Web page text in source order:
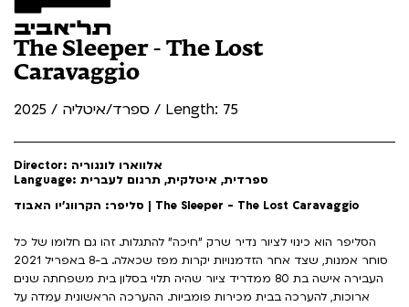
The Sleeper - The Lost
Caravaggio
ספרד/איטליה / 2025 / Length: 75
Director: אלווארו לונגוריה
Language: ספרדית, איטלקית, תרגום לעברית
סליפר: הקרווג'יו האבוד | The Sleeper - The Lost Caravaggio
הסליפר הוא כינוי לציור נדיר שרק "חיכה" להתגלות. זהו גם חלומו של כל
סוחר אמנות, שצד אחר הזדמנויות יקרות מפז שכאלה. ב-8 באפריל 2021
העבירה אישה בת 80 ממדריד ציור שהיה תלוי בסלון בית משפחתה שנים
ארוכות, להערכה בבית מכירות פומביות. ההערכה הראשונית עמדה על